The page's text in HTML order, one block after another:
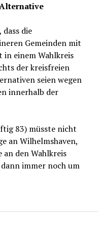
die
Gemeinden mit
einem Wahlkreis
der kreisfreien
seien wegen
innerhalb der
83) müsste nicht
an Wilhelmshaven,
an den Wahlkreis
immer noch um